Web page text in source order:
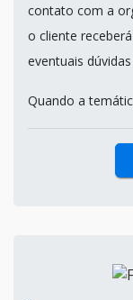
contato com a
o cliente
eventuais
Quando a